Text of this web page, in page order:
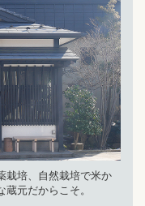
栽培、自然栽培で米か
元だからこそ。